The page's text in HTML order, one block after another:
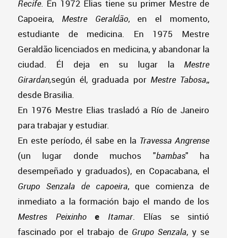
Recife. En 1972 Elias tiene su primer Mestre de
Capoeira, Mestre Geraldão, en el momento,
estudiante de medicina. En 1975 Mestre
Geraldão licenciados en medicina, y abandonar la
ciudad. Él deja en su lugar la Mestre
Girardan,según él, graduada por Mestre Tabosa,,
desde Brasilia.
En 1976 Mestre Elias trasladó a Río de Janeiro
para trabajar y estudiar.
En este período, él sabe en la Travessa Angrense
(un lugar donde muchos "bambas" ha
desempeñado y graduados), en Copacabana, el
Grupo Senzala de capoeira, que comienza de
inmediato a la formación bajo el mando de los
Mestres Peixinhoe Itamar. Elías se sintió
fascinado por el trabajo de Grupo Senzala, y se